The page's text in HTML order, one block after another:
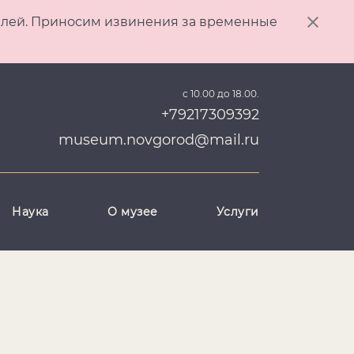
Приносим извинения за временные
с 10.00 до 18.00.
+79217309392
museum.novgorod@mail.ru
Наука О музее Услуги